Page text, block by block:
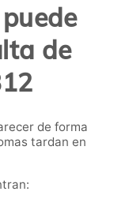
de
de forma
tardan en